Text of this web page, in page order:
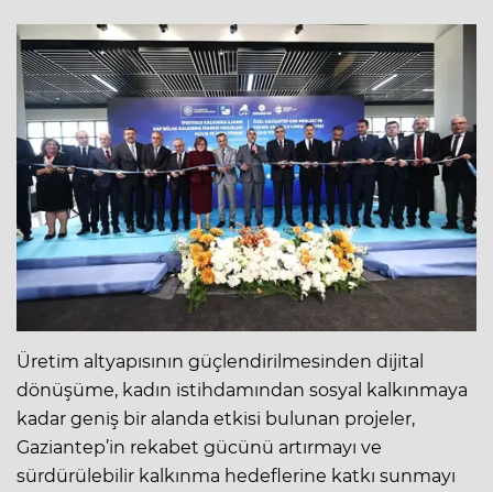
Üretim altyapısının güçlendirilmesinden dijital
dönüşüme, kadın istihdamından sosyal kalkınmaya
kadar geniş bir alanda etkisi bulunan projeler,
Gaziantep’in rekabet gücünü artırmayı ve
sürdürülebilir kalkınma hedeflerine katkı sunmayı